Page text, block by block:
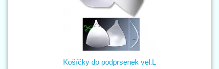
Košíčky do podprsenek vel.L